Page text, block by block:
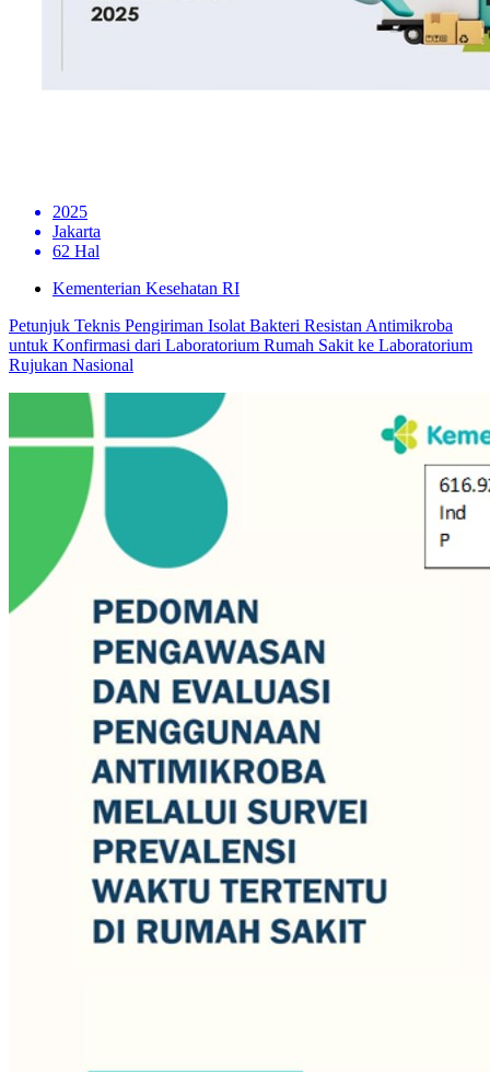
2025
Jakarta
62 Hal
Kementerian Kesehatan RI
Petunjuk Teknis Pengiriman Isolat Bakteri Resistan Antimikroba
untuk Konfirmasi dari Laboratorium Rumah Sakit ke Laboratorium
Rujukan Nasional